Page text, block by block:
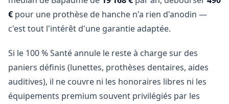
€ pour une prothèse de hanche n'a rien d'anodin —
c'est tout l'intérêt d'une garantie adaptée.
Si le 100 % Santé annule le reste à charge sur des
paniers définis (lunettes, prothèses dentaires, aides
auditives), il ne couvre ni les honoraires libres ni les
équipements premium souvent privilégiés par les